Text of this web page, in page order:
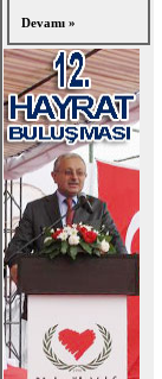
Devamı »